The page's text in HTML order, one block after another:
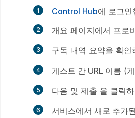
Control Hub에 로그인
개요 페이지에서 프로
구독 내역 요약을 확인
게스트 간 URL 이름 (
다음 및 제출 을 클릭
서비스에서 새로 추가